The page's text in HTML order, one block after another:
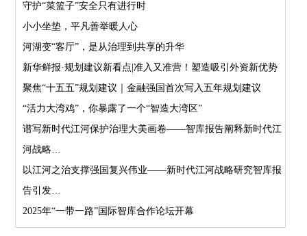
守护“菜篮子”安全只有进行时
小小坐垫，平凡善举暖人心
​河湖变“客厅”，是从治理到共享的升华
新华鲜报·规划建议新看点|准入又准营！塑造吸引外资新优势
聚焦“十五五”规划建议｜金融强国首次写入五年规划建议
“活力大湾鸡”，你暴露了一个“智造大湾区”
谱写新时代江河保护治理大美画卷——智库报告阐释新时代江
河战略…
以江河之治支撑强国复兴伟业——新时代江河战略研究智库报
告引发…
2025年“一带一路”国际智库合作论坛开幕